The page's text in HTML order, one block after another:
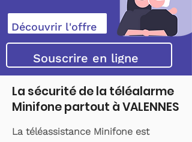
Découvrir l'offre
Souscrire en ligne
La sécurité de la téléalarme
Minifone partout à VALENNES
La téléassistance Minifone est